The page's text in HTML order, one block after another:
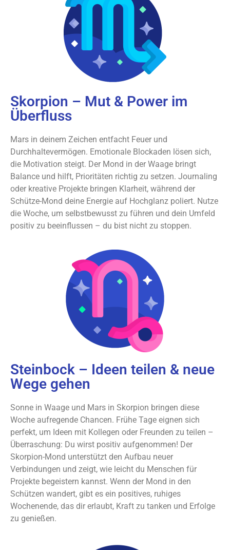
Skorpion – Mut & Power im
Überfluss
Mars in deinem Zeichen entfacht Feuer und
Durchhaltevermögen. Emotionale Blockaden lösen sich,
die Motivation steigt. Der Mond in der Waage bringt
Balance und hilft, Prioritäten richtig zu setzen. Journaling
oder kreative Projekte bringen Klarheit, während der
Schütze-Mond deine Energie auf Hochglanz poliert. Nutze
die Woche, um selbstbewusst zu führen und dein Umfeld
positiv zu beeinflussen – du bist nicht zu stoppen.
Steinbock – Ideen teilen & neue
Wege gehen
Sonne in Waage und Mars in Skorpion bringen diese
Woche aufregende Chancen. Frühe Tage eignen sich
perfekt, um Ideen mit Kollegen oder Freunden zu teilen –
Überraschung: Du wirst positiv aufgenommen! Der
Skorpion-Mond unterstützt den Aufbau neuer
Verbindungen und zeigt, wie leicht du Menschen für
Projekte begeistern kannst. Wenn der Mond in den
Schützen wandert, gibt es ein positives, ruhiges
Wochenende, das dir erlaubt, Kraft zu tanken und Erfolge
zu genießen.